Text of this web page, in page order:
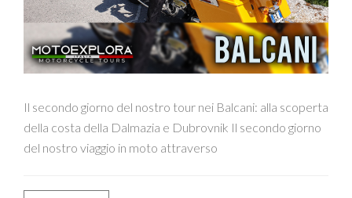
Il secondo giorno del nostro tour nei Balcani: alla scoperta
della costa della Dalmazia e Dubrovnik Il secondo giorno
del nostro viaggio in moto attraverso